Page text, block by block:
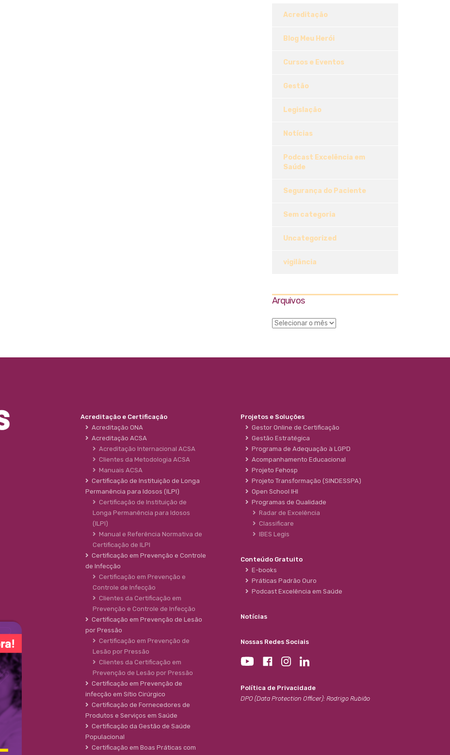
Acreditação
Blog Meu Herói
Cursos e Eventos
Gestão
Legislação
Notícias
Podcast Excelência em
Saúde
Segurança do Paciente
Sem categoria
Uncategorized
vigilância
Arquivos
Acreditação e Certificação
Acreditação ONA
Acreditação ACSA
Acreditação Internacional ACSA
Clientes da Metodologia ACSA
Manuais ACSA
Certificação de Instituição de Longa
Permanência para Idosos (ILPI)
Certificação de Instituição de
Longa Permanência para Idosos
(ILPI)
Manual e Referência Normativa de
Certificação de ILPI
Certificação em Prevenção e Controle
de Infecção
Certificação em Prevenção e
Controle de Infecção
Clientes da Certificação em
Prevenção e Controle de Infecção
Certificação em Prevenção de Lesão
por Pressão
Certificação em Prevenção de
Lesão por Pressão
Clientes da Certificação em
Prevenção de Lesão por Pressão
Certificação em Prevenção de
infecção em Sítio Cirúrgico
Certificação de Fornecedores de
Produtos e Serviços em Saúde
Certificação da Gestão de Saúde
Populacional
Certificação em Boas Práticas com
Projetos e Soluções
Gestor Online de Certificação
Gestão Estratégica
Programa de Adequação à LGPD
Acompanhamento Educacional
Projeto Fehosp
Projeto Transformação (SINDESSPA)
Open School IHI
Programas de Qualidade
Radar de Excelência
Classificare
IBES Legis
Conteúdo Gratuito
E-books
Práticas Padrão Ouro
Podcast Excelência em Saúde
Notícias
Nossas Redes Sociais
Política de Privacidade
DPO (Data Protection Officer): Rodrigo Rubião